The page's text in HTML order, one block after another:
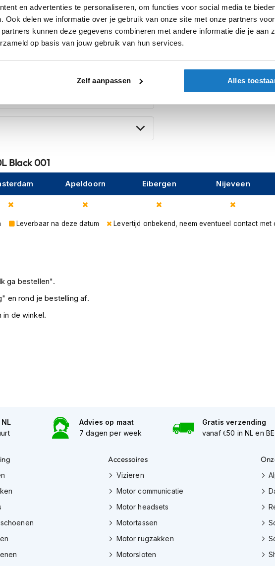
en advertenties te personaliseren, om functies voor social media te
Ook delen we informatie over je gebruik van onze site met onze partners
kunnen deze gegevens combineren met andere informatie die je aan
op basis van jouw gebruik van hun services.
Zelf aanpassen Alles
wordt gegarandeerd, zelfs bij hoge
als de tas niet helemaal vol zit,
de Explorer WP Duffle Bag comfortabel
schouderbanden, zodat je deze op
genoeg voor allerlei soorten reizen.
het bevestigingssysteem waarmee je
voor maximale zichtbaarheid tijdens
Bag, waardoor het de ideale reistas is
Model Explorer
Kleurstelling Black 001
Producttype
Black 001
Apeldoorn Eibergen Nijeveen
Leverbaar na deze datum Levertijd onbekend, neem eventueel contact met
ga bestellen".
en rond je bestelling af.
in de winkel.
Advies op maat
7 dagen per week
Gratis verzending
vanaf €50 in NL en BE
Accessoires
Vizieren
Motor communicatie
Motor headsets
Motortassen
Motor rugzakken
Motorsloten